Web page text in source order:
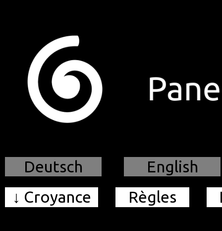
Deutsch
English
↓ Croyance
Règles